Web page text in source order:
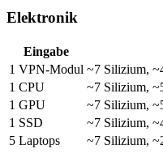
Elektronik
Eingabe
1 VPN-Modul ~7 Silizium,
1 CPU
~7 Silizium,
1 GPU
~7 Silizium,
1 SSD
~7 Silizium,
5 Laptops
~7 Silizium,